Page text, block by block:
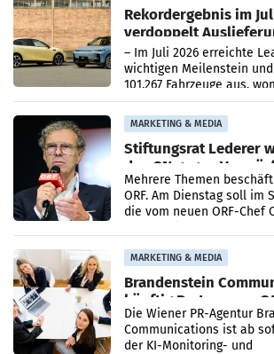
Rekordergebnis im
verdoppelt
überschreitet die
– Im Juli 2026 erreichte
wichtigen Meilenstein
101.267 Fahrzeuge aus,
Ergebnis gegenüber Juli
verdoppelte (+102
MARKETING & MEDIA
Stiftungsrat Lederer
den SN gegen
Mehrere Themen
ORF. Am Dienstag soll im
die vom neuen ORF-Chef
MARKETING & MEDIA
Brandenstein
künftig Partner von
Die Wiener PR-Agentur
Communications ist ab
der KI-Monitoring- und